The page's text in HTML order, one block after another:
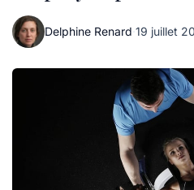
Delphine Renard·19 juillet